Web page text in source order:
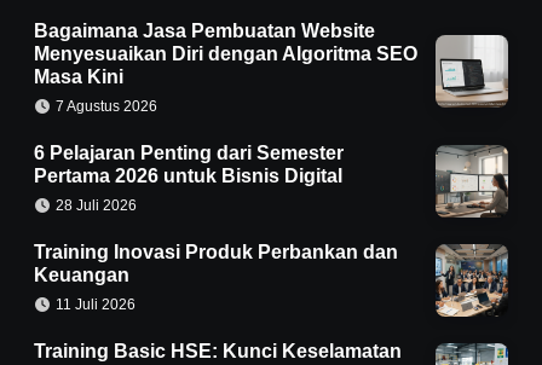
Bagaimana Jasa Pembuatan Website
Menyesuaikan Diri dengan Algoritma SEO
Masa Kini
7 Agustus 2026
6 Pelajaran Penting dari Semester
Pertama 2026 untuk Bisnis Digital
28 Juli 2026
Training Inovasi Produk Perbankan dan
Keuangan
11 Juli 2026
Training Basic HSE: Kunci Keselamatan